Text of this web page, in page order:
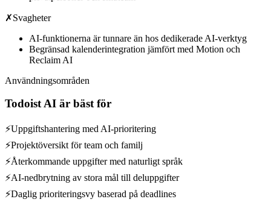
✗Svagheter
AI-funktionerna är tunnare än hos dedikerade AI-verktyg
Begränsad kalenderintegration jämfört med Motion och
Reclaim AI
Användningsområden
Todoist AI är bäst för
⚡Uppgiftshantering med AI-prioritering
⚡Projektöversikt för team och familj
⚡Återkommande uppgifter med naturligt språk
⚡AI-nedbrytning av stora mål till deluppgifter
⚡Daglig prioriteringsvy baserad på deadlines